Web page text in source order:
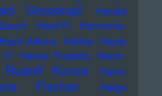
Grosskopf
Harald
Hard-Fi Harmonia
Hasil Adkins Hattler Hazel
Heiner Pudelko Heino
Rudolf Kunze
Heinz
Fischer
Helge